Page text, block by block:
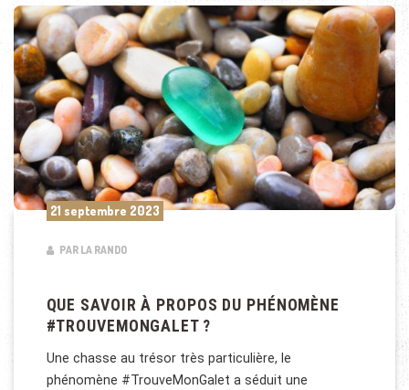
21 septembre 2023
PAR LA RANDO
QUE SAVOIR À PROPOS DU PHÉNOMÈNE
#TROUVEMONGALET ?
Une chasse au trésor très particulière, le
phénomène #TrouveMonGalet a séduit une